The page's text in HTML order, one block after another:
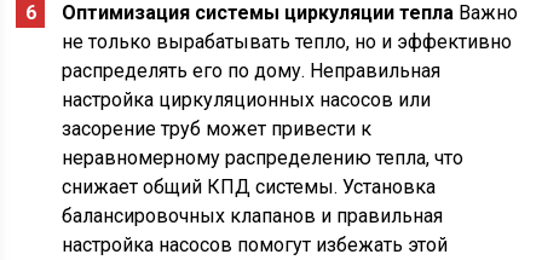
Оптимизация системы циркуляции тепла Важно
не только вырабатывать тепло, но и эффективно
распределять его по дому. Неправильная
настройка циркуляционных насосов или
засорение труб может привести к
неравномерному распределению тепла, что
снижает общий КПД системы. Установка
балансировочных клапанов и правильная
настройка насосов помогут избежать этой